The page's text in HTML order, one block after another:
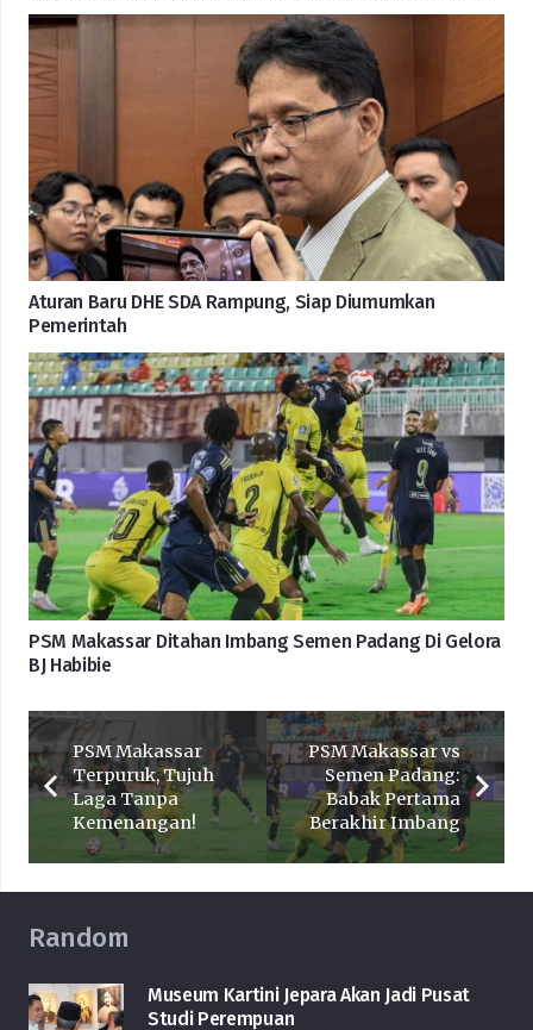
Aturan Baru DHE SDA Rampung, Siap Diumumkan
Pemerintah
PSM Makassar Ditahan Imbang Semen Padang Di Gelora
BJ Habibie
PSM Makassar
Terpuruk, Tujuh
Laga Tanpa
Kemenangan!
PSM Makassar vs
Semen Padang:
Babak Pertama
Berakhir Imbang
Random
Museum Kartini Jepara Akan Jadi Pusat
Studi Perempuan